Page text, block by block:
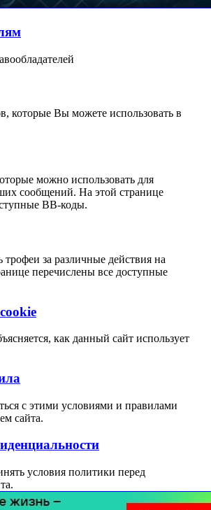
которые Вы можете использовать в
можно использовать для
сообщений. На этой странице
BB-коды.
за различные действия на
перечислены все доступные
как данный сайт использует
с этими условиями и правилами
сайта.
условия политики перед